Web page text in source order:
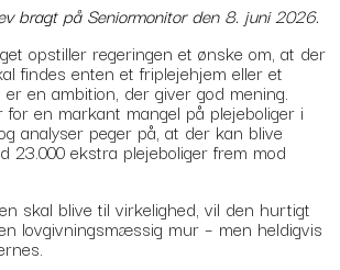
bragt på Seniormonitor den 8. juni 2026.
opstiller regeringen et ønske om, at der
findes enten et friplejehjem eller et
er en ambition, der giver god mening.
en markant mangel på plejeboliger i
analyser peger på, at der kan blive
23.000 ekstra plejeboliger frem mod
skal blive til virkelighed, vil den hurtigt
lovgivningsmæssig mur – men heldigvis